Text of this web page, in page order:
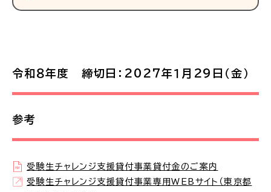
令和８年度 締切日：2027年１月29日（金）
参考
受験生チャレンジ支援貸付事業貸付金のご案内
受験生チャレンジ支援貸付事業専用WEBサイト（東京都